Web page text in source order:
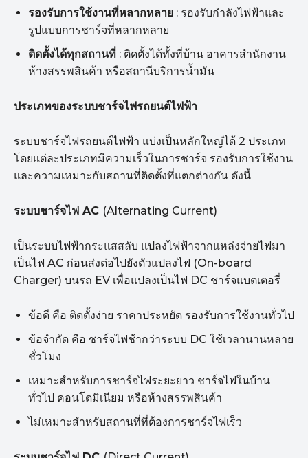
รองรับการใช้งานที่หลากหลาย : รองรับกำลังไฟฟ้าและ
รูปแบบการชาร์จที่หลากหลาย
ติดตั้งได้ทุกสถานที่ : ติดตั้งได้ทั้งที่บ้าน อาคารสำนักงาน
ห้างสรรพสินค้า หรือสถานีบริการน้ำมัน
ประเภทของระบบชาร์จไฟรถยนต์ไฟฟ้า
ระบบชาร์จไฟรถยนต์ไฟฟ้า แบ่งเป็นหลักใหญ่ได้ 2 ประเภท
โดยแต่ละประเภทมีความเร็วในการชาร์จ รองรับการใช้งาน
และความเหมาะกับสถานที่ติดตั้งที่แตกต่างกัน ดังนี้
ระบบชาร์จไฟ AC (Alternating Current)
เป็นระบบไฟฟ้ากระแสสลับ แปลงไฟฟ้าจากแหล่งจ่ายไฟมา
เป็นไฟ AC ก่อนส่งต่อไปยังตัวแปลงไฟ (On-board
Charger) บนรถ EV เพื่อแปลงเป็นไฟ DC ชาร์จแบตเตอรี่
ข้อดี คือ ติดตั้งง่าย ราคาประหยัด รองรับการใช้งานทั่วไป
ข้อจำกัด คือ ชาร์จไฟช้ากว่าระบบ DC ใช้เวลานานหลาย
ชั่วโมง
เหมาะสำหรับการชาร์จไฟระยะยาว ชาร์จไฟในบ้าน
ทั่วไป คอนโดมิเนียม หรือห้างสรรพสินค้า
ไม่เหมาะสำหรับสถานที่ที่ต้องการชาร์จไฟเร็ว